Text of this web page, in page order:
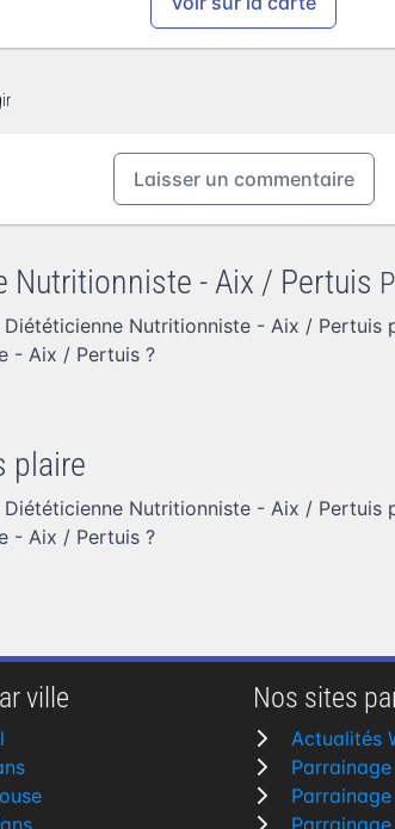
Laisser un commentaire
Nutritionniste - Aix / Pertuis
Nutritionniste - Aix / Pertuis
- Aix / Pertuis ?
plaire
Nutritionniste - Aix / Pertuis
- Aix / Pertuis ?
ville Nos sites
Actualités